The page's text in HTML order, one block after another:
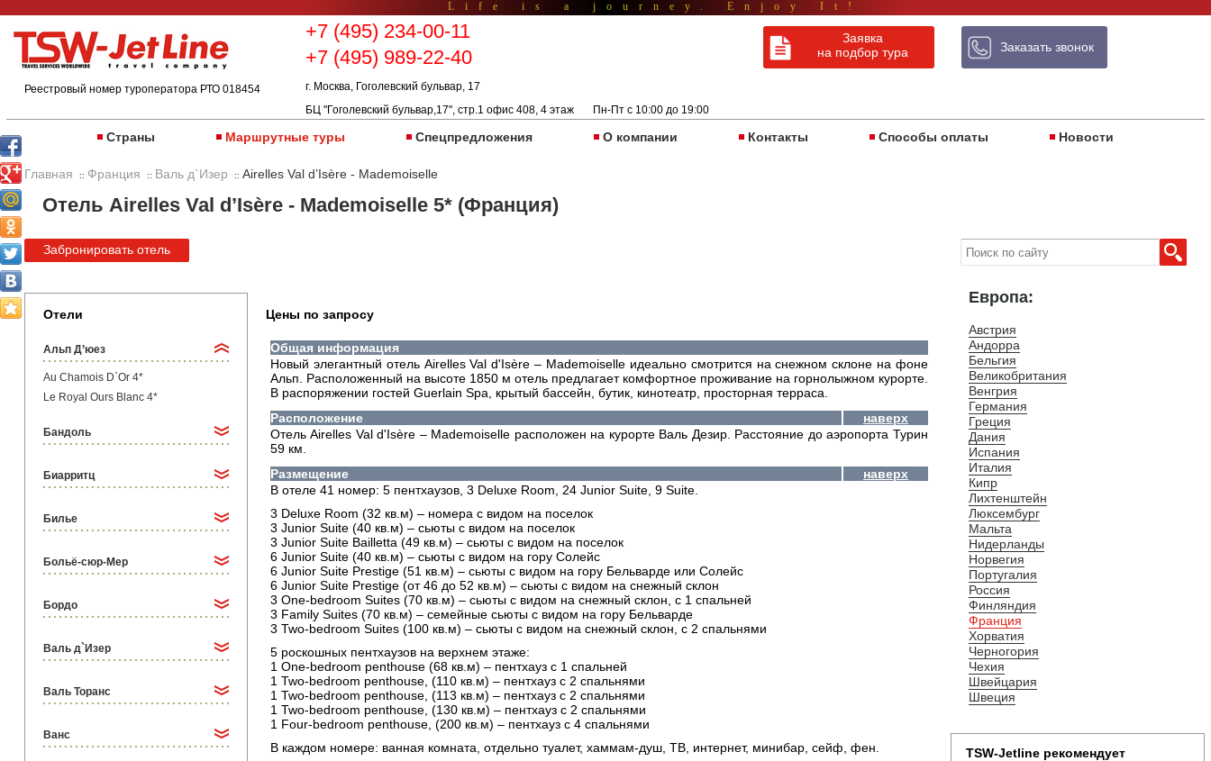
Life is a journey. Enjoy It!
Реестровый номер туроператора РТО 018454
+7 (495) 234-00-11
+7 (495) 989-22-40
г. Москва, Гоголевский бульвар, 17
БЦ "Гоголевский бульвар,17", стр.1 офис 408, 4 этаж Пн-Пт с 10:00 до 19:00
Заявка
на подбор тура
Заказать звонок
Страны Маршрутные туры Спецпредложения О компании Контакты Способы оплаты Новости
Главная :: Франция :: Валь д`Изер :: Airelles Val d’Isère - Mademoiselle
Отель Airelles Val d’Isère - Mademoiselle 5* (Франция)
Забронировать отель
Отели
Альп Д’юез
Au Chamois D`Or 4*
Le Royal Ours Blanc 4*
Бандоль
Биарритц
Билье
Больё-сюр-Мер
Бордо
Валь д`Изер
Валь Торанс
Ванс
Цены по запросу
Общая информация
Новый элегантный отель Airelles Val d'Isère – Mademoiselle идеально смотрится на снежном склоне на фоне
Альп. Расположенный на высоте 1850 м отель предлагает комфортное проживание на горнолыжном курорте.
В распоряжении гостей Guerlain Spa, крытый бассейн, бутик, кинотеатр, просторная терраса.
Расположение
наверх
Отель Airelles Val d'Isère – Mademoiselle расположен на курорте Валь Дезир. Расстояние до аэропорта Турин
59 км.
Размещение
наверх
В отеле 41 номер: 5 пентхаузов, 3 Deluxe Room, 24 Junior Suite, 9 Suite.
3 Deluxe Room (32 кв.м) – номера с видом на поселок
3 Junior Suite (40 кв.м) – сьюты с видом на поселок
3 Junior Suite Bailletta (49 кв.м) – сьюты с видом на поселок
6 Junior Suite (40 кв.м) – сьюты с видом на гору Солейс
6 Junior Suite Prestige (51 кв.м) – сьюты с видом на гору Бельварде или Солейс
6 Junior Suite Prestige (от 46 до 52 кв.м) – сьюты с видом на снежный склон
3 One-bedroom Suites (70 кв.м) – сьюты с видом на снежный склон, с 1 спальней
3 Family Suites (70 кв.м) – семейные сьюты с видом на гору Бельварде
3 Two-bedroom Suites (100 кв.м) – сьюты с видом на снежный склон, с 2 спальнями
5 роскошных пентхаузов на верхнем этаже:
1 One-bedroom penthouse (68 кв.м) – пентхауз с 1 спальней
1 Two-bedroom penthouse, (110 кв.м) – пентхауз с 2 спальнями
1 Two-bedroom penthouse, (113 кв.м) – пентхауз с 2 спальнями
1 Two-bedroom penthouse, (130 кв.м) – пентхауз с 2 спальнями
1 Four-bedroom penthouse, (200 кв.м) – пентхауз с 4 спальнями
В каждом номере: ванная комната, отдельно туалет, хаммам-душ, ТВ, интернет, минибар, сейф, фен.
Европа:
Австрия
Андорра
Бельгия
Великобритания
Венгрия
Германия
Греция
Дания
Испания
Италия
Кипр
Лихтенштейн
Люксембург
Мальта
Нидерланды
Норвегия
Португалия
Россия
Финляндия
Франция
Хорватия
Черногория
Чехия
Швейцария
Швеция
TSW-Jetline рекомендует